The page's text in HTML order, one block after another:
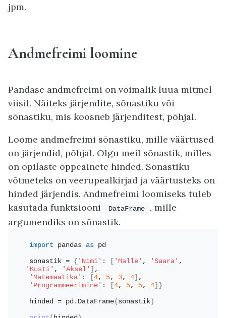
jpm.
Andmefreimi loomine
Pandase andmefreimi on võimalik luua mitmel
viisil. Näiteks järjendite, sõnastiku või
sõnastiku, mis koosneb järjenditest, põhjal.
Loome andmefreimi sõnastiku, mille väärtused
on järjendid, põhjal. Olgu meil sõnastik, milles
on õpilaste õppeainete hinded. Sõnastiku
võtmeteks on veerupealkirjad ja väärtusteks on
hinded järjendis. Andmefreimi loomiseks tuleb
kasutada funktsiooni
DataFrame
, mille
argumendiks on sõnastik.
import pandas as pd
sonastik = { 'Nimi' : [ 'Malle' , 'Saara'
'Kusti' , 'Aksel' ] ,
'Matemaatika' : [4, 5, 3, 4] ,
'Programmeerimine' : [4, 5, 5, 4]}
hinded = pd. DataFrame( sonastik )